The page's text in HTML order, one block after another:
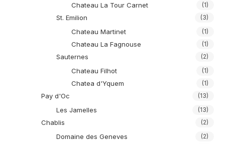
Chateau La Tour Carnet (1)
St. Emilion (3)
Chateau Martinet (1)
Chateau La Fagnouse (1)
Sauternes (2)
Chateau Filhot (1)
Chatea d'Yquem (1)
Pay d'Oc (13)
Les Jamelles (13)
Chablis (2)
Domaine des Geneves (2)